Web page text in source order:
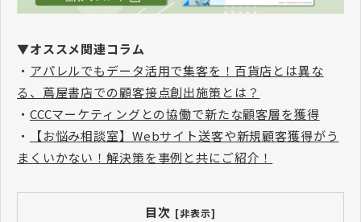
▼オススメ関連コラム
・ アパレルでもデータ活用で集客を！百貨店とは異な
る、蔦屋書店での顧客接点創出施策とは？
・ CCCマーケティングとの協働で新たな顧客層を獲得
・
【お悩み相談室】Webサイト送客や新規顧客獲得がう
まくいかない！解決策を事例と共にご紹介！
目次 [非表示]